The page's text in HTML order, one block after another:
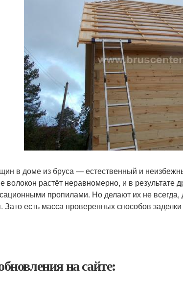
в доме из бруса — естественный и
волокон растёт неравномерно, и в результате
пропилами. Но делают их не
Зато есть масса проверенных способов
на сайте: